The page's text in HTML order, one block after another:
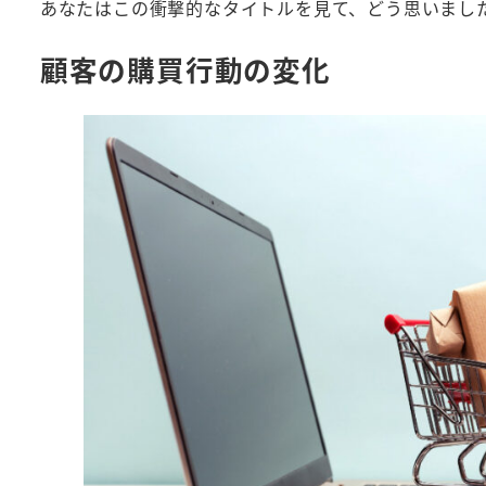
あなたはこの衝撃的なタイトルを見て、どう思いまし
顧客の購買行動の変化